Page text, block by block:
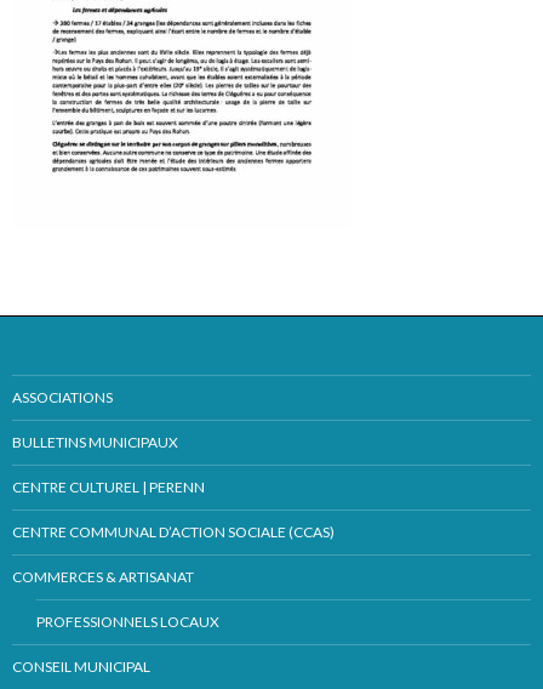
ASSOCIATIONS
BULLETINS MUNICIPAUX
CENTRE CULTUREL | PERENN
CENTRE COMMUNAL D’ACTION SOCIALE (CCAS)
COMMERCES & ARTISANAT
PROFESSIONNELS LOCAUX
CONSEIL MUNICIPAL